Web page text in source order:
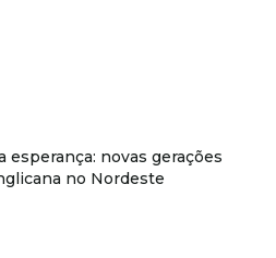
esperança: novas gerações
no Nordeste